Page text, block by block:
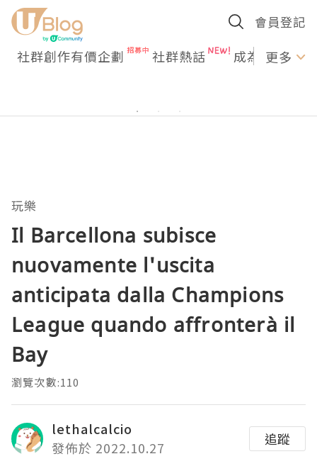
會員登記
社群創作有價企劃 社群熱話 成為U更多
玩樂
Il Barcellona subisce
nuovamente l'uscita
anticipata dalla Champions
League quando affronterà il
Bay
瀏覽次數:110
lethalcalcio
發佈於 2022.10.27
追蹤